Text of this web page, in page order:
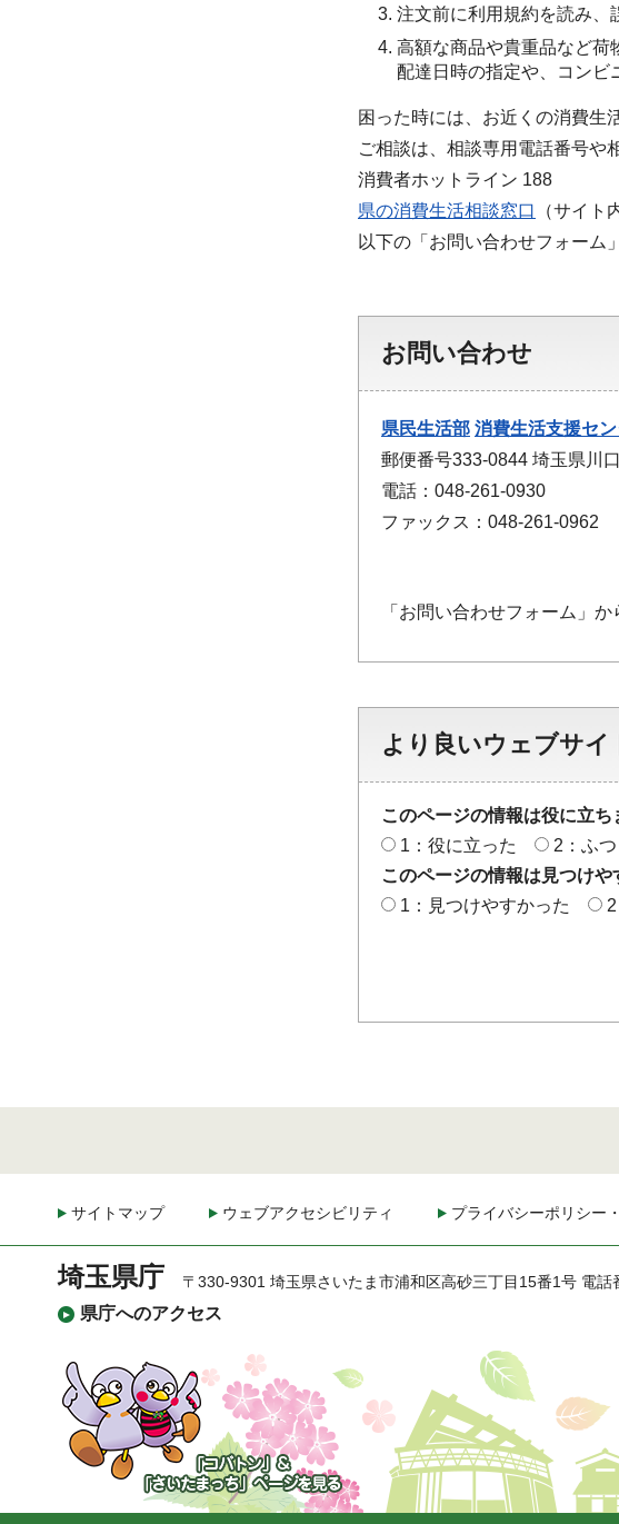
注文前に利用規約を読み、
高額な商品や貴重品など荷
配達日時の指定や、コンビ
困った時には、お近くの消費生
ご相談は、相談専用電話番号や
消費者ホットライン 188
県の消費生活相談窓口
（サイト
以下の「お問い合わせフォーム
お問い合わせ
県民生活部 消費生活支援セ
郵便番号333-0844 埼玉県川
電話：048-261-0930
ファックス：048-261-0962
「お問い合わせフォーム」
より良いウェブサ
このページの情報は役に立ち
1：役に立った
2：ふつ
このページの情報は見つけや
1：見つけやすかった
サイトマップ ウェブアクセシビリティ プライバシーポリシー
埼玉県庁
県庁へのアクセス
〒330-9301 埼玉県さいたま市浦和区高砂三丁目15番1号 電話
「コバトン」&「さいた
まっち」